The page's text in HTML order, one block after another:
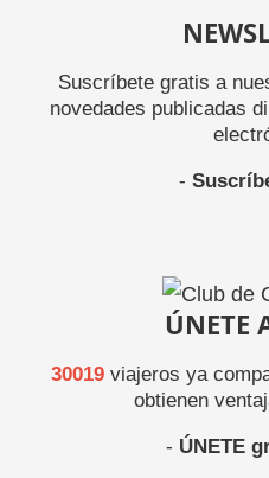
Suscríbete gratis a
novedades publicadas
-
ÚNETE
30019viajeros ya
obtienen
- ÚNETE